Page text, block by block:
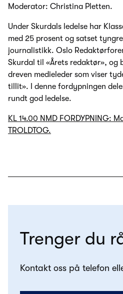
Moderator: Christina Pletten.
Under Skurdals ledelse har
med 25 prosent og satset
journalistikk. Oslo
Skurdal til «Årets redaktør», og
dreven medieleder som viser
tillit». I denne fordypningen
rundt god ledelse.
KL 14.00 NMD FORDYPNING:
TROLDTOG.
Trenger du
Kontakt oss på telefon